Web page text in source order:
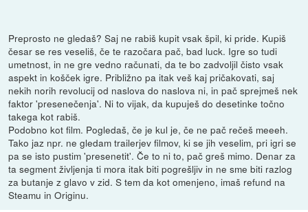
Preprosto ne gledaš? Saj ne rabiš kupit vsak špil, ki pride. Kupiš
česar se res veseliš, če te razočara pač, bad luck. Igre so tudi
umetnost, in ne gre vedno računati, da te bo zadvoljil čisto vsak
aspekt in košček igre. Približno pa itak veš kaj pričakovati, saj
nekih norih revolucij od naslova do naslova ni, in pač sprejmeš nek
faktor 'presenečenja'. Ni to vijak, da kupuješ do desetinke točno
takega kot rabiš.
Podobno kot film. Pogledaš, če je kul je, če ne pač rečeš meeeh.
Tako jaz npr. ne gledam trailerjev filmov, ki se jih veselim, pri igri se
pa se isto pustim 'presenetit'. Če to ni to, pač greš mimo. Denar za
ta segment življenja ti mora itak biti pogrešljiv in ne sme biti razlog
za butanje z glavo v zid. S tem da kot omenjeno, imaš refund na
Steamu in Originu.